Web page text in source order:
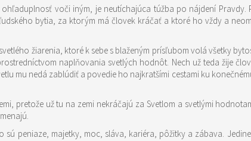
voči iným, je neutíchajúca túžba po nájdení Pravdy. Pravdy o
žiarenia, ktoré k sebe s blaženým prísľubom volá všetky
naplňovania svetlých hodnôt. Nech už teda žije
mu nedá zablúdiť a povedie ho najkratšími cestami ku
pretože už tu na zemi nekráčajú za Svetlom a svetlými
peniaze, majetky, moc, sláva, kariéra, pôžitky a zábava.